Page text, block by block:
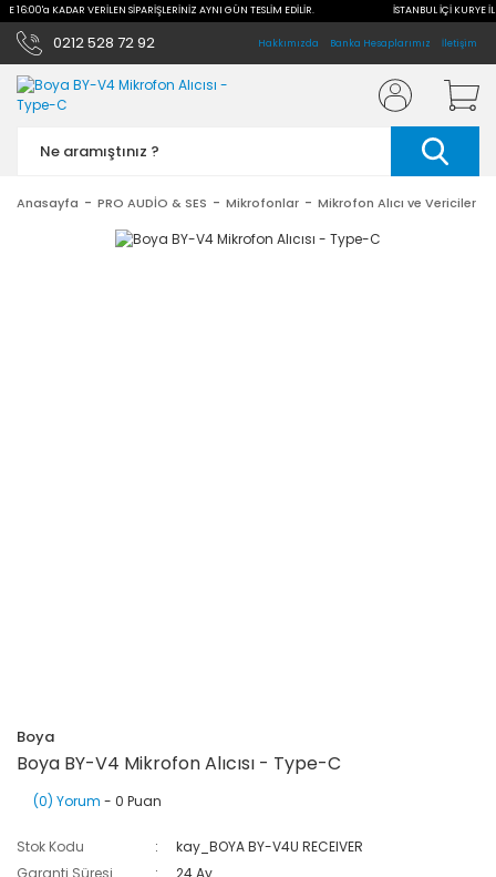
16:00'a KADAR VERİLEN SİPARİŞLERİNİZ AYNI GÜN TESLİM EDİLİR. İSTANBUL İÇİ KURYE
0212 528 72 92 Hakkımızda Banka Hesaplarımız İletişim
Anasayfa PRO AUDİO & SES Mikrofonlar Mikrofon Alıcı ve Vericiler
Boya
Boya BY-V4 Mikrofon Alıcısı - Type-C
(0) Yorum - 0 Puan
Stok Kodu
kay_BOYA BY-V4U RECEIVER
Garanti Süresi
24 Ay